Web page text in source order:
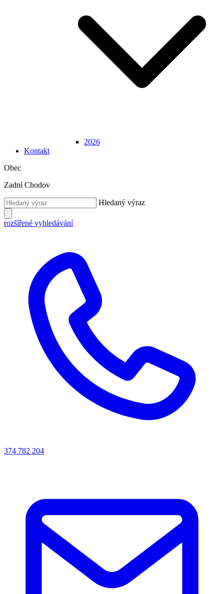
2026
Kontakt
Obec
Zadní Chodov
Hledaný výraz
rozšířené vyhledávání
374 782 204